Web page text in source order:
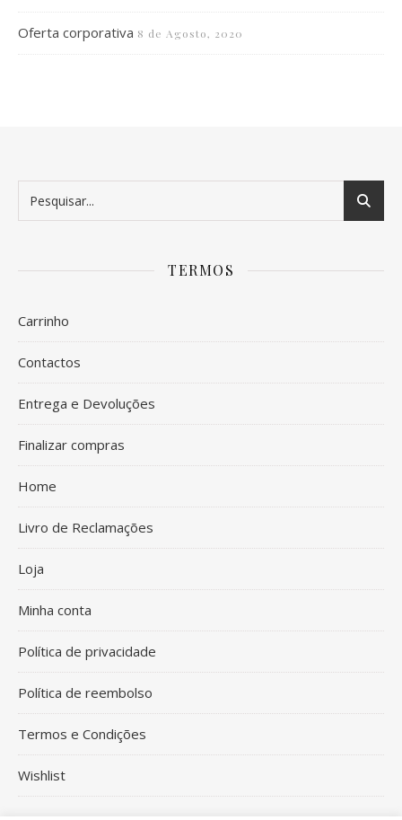
Oferta corporativa 8 de Agosto, 2020
TERMOS
Carrinho
Contactos
Entrega e Devoluções
Finalizar compras
Home
Livro de Reclamações
Loja
Minha conta
Política de privacidade
Política de reembolso
Termos e Condições
Wishlist